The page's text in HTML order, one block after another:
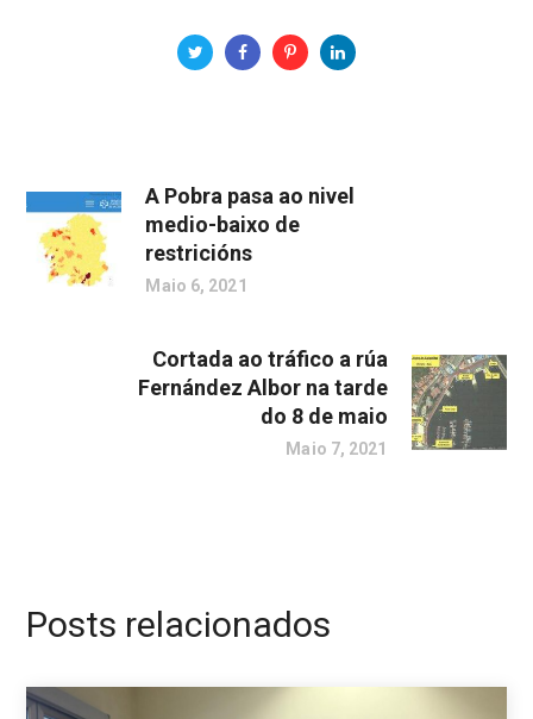
A Pobra pasa ao nivel
medio-baixo de
restricións
Maio 6, 2021
Cortada ao tráfico a rúa
Fernández Albor na tarde
do 8 de maio
Maio 7, 2021
Posts relacionados